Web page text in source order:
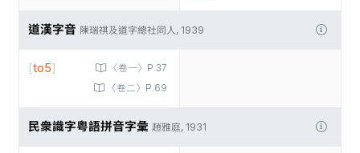
道漢字音 陳瑞祺及道字總社同人, 1939
〈卷一〉P.37
〈卷二〉P.69
[to5]
民衆識字粤語拼音字彙 趙雅庭, 1931